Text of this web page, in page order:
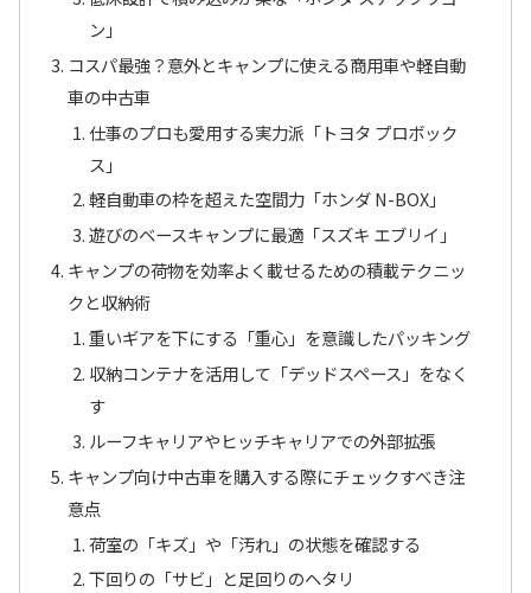
ン」
コスパ最強？意外とキャンプに使える商用車や軽自動
車の中古車
仕事のプロも愛用する実力派「トヨタ プロボック
ス」
軽自動車の枠を超えた空間力「ホンダ N-BOX」
遊びのベースキャンプに最適「スズキ エブリイ」
キャンプの荷物を効率よく載せるための積載テクニッ
クと収納術
重いギアを下にする「重心」を意識したパッキング
収納コンテナを活用して「デッドスペース」をなく
す
ルーフキャリアやヒッチキャリアでの外部拡張
キャンプ向け中古車を購入する際にチェックすべき注
意点
荷室の「キズ」や「汚れ」の状態を確認する
下回りの「サビ」と足回りのヘタリ